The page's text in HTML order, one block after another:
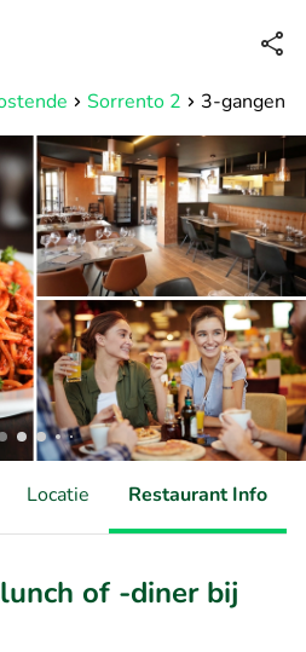
Bereikbaar tot 23:00 uur
Sorrento 2 3-gangen
Locatie Restaurant Info
of -diner bij